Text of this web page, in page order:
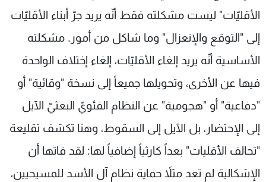
الأقليّات" ليست مشكلته فقط أنّه يريد جرّ أبناء الأقليّات
إلى "التوقع والإنعزال" وما شاكل من أمور. مشكلته
الأساسية أنّه يريد إلغاء الأقليّات، إلغاء إختلاف الواحدة
فيها عن الأخرى، وتحويلها جميعاً إلى نسخة "وقائية" أو
"دفاعية" أو "هجومية" عن النظام الفئويّ البعثيّ الآيل
إلى الإحتضار، بل الآيل إلى السقوط، وهنا تكشف تقليعة
"تحالف الأقليات" بعداً كارثياً إضافياً لها: لقد فاتها أن
الإشكالية لم تعد مثلاً حماية نظام آل الأسد للمسيحيين،